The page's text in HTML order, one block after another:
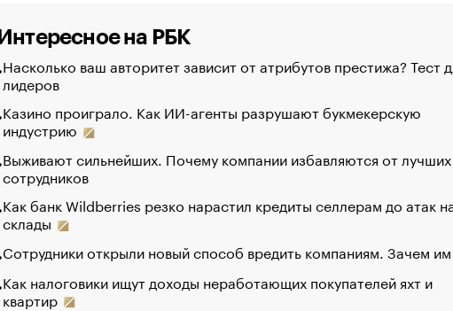
Интересное на РБК
Насколько ваш авторитет зависит от атрибутов престижа? Тест
лидеров
Казино проиграло. Как ИИ-агенты разрушают букмекерскую
индустрию
Выживают сильнейших. Почему компании избавляются от лучших
сотрудников
Как банк Wildberries резко нарастил кредиты селлерам до атак
склады
Сотрудники открыли новый способ вредить компаниям. Зачем
Как налоговики ищут доходы неработающих покупателей яхт и
квартир